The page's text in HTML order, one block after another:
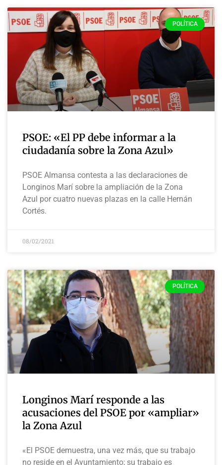
POLÍTICA
PSOE: «El PP debe informar a la
ciudadanía sobre la Zona Azul»
PSOE Almansa contesta a las declaraciones de
Longinos Marí sobre la ampliación de la Zona
Azul por cuatro nuevas plazas en la calle Hernán
Cortés.
08/02/2021
POLÍTICA
Longinos Marí responde a las
acusaciones del PSOE por «ampliar»
la Zona Azul
«El PSOE demuestra, una vez más, que su trabajo
no reside en el Ayuntamiento; su trabajo es